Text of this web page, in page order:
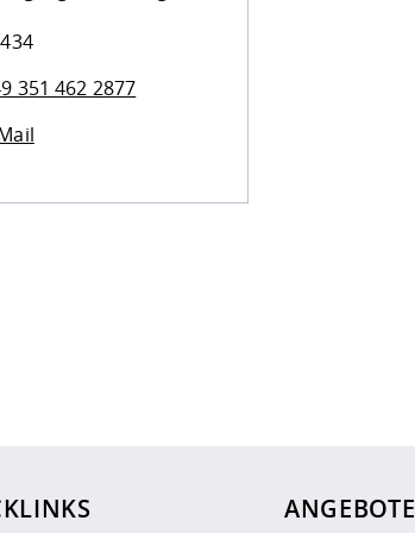
351 462 2877
ANGEBOTE